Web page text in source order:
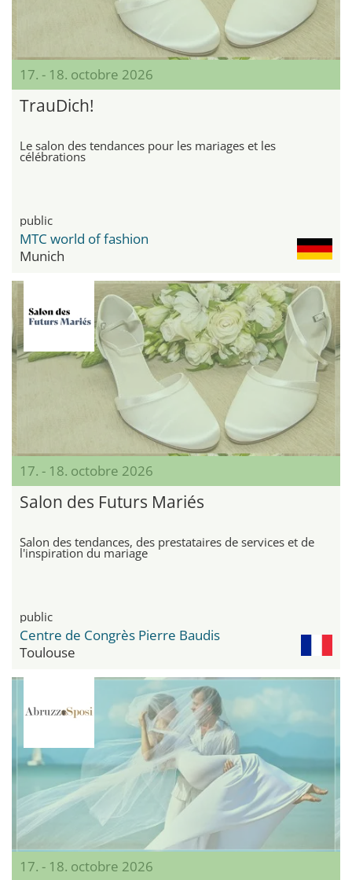
17. - 18. octobre 2026
TrauDich!
Le salon des tendances pour les mariages et les
célébrations
public
MTC world of fashion
Munich
17. - 18. octobre 2026
Salon des Futurs Mariés
Salon des tendances, des prestataires de services et de
l'inspiration du mariage
public
Centre de Congrès Pierre Baudis
Toulouse
17. - 18. octobre 2026